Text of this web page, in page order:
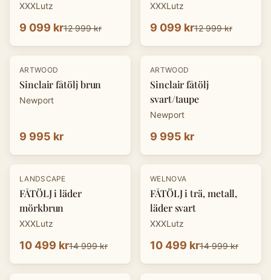
XXXLutz
9 099 kr12 999 kr
XXXLutz
9 099 kr12 999 kr
ARTWOOD
Sinclair fåtölj brun
Newport
9 995 kr
ARTWOOD
Sinclair fåtölj
svart/taupe
Newport
9 995 kr
- 30%
LANDSCAPE
FÅTÖLJ i läder
mörkbrun
XXXLutz
10 499 kr14 999 kr
-30 %
WELNOVA
FÅTÖLJ i trä, metall,
läder svart
XXXLutz
10 499 kr14 999 kr